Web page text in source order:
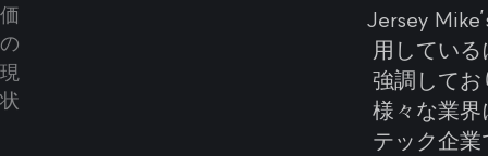
Jersey
用してい
強調して
様々な業
テック企